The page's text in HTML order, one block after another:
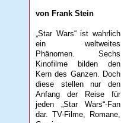
von Frank Stein
„Star Wars“ ist wahrlich
ein weltweites
Phänomen. Sechs
Kinofilme bilden den
Kern des Ganzen. Doch
diese stellen nur den
Anfang der Reise für
jeden „Star Wars“-Fan
dar. TV-Filme, Romane,